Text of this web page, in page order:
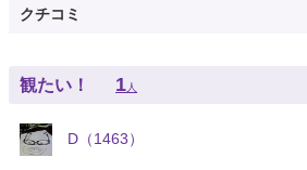
クチコミ
観たい！ 1人
D（1463）